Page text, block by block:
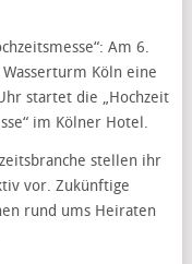
Am 6.
Köln eine
startet die „Hochzeit
im Kölner Hotel.
stellen ihr
vor. Zukünftige
rund ums Heiraten